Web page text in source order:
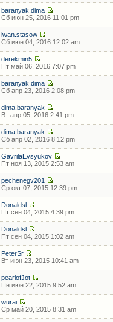
baranyak.dima
Сб июн 25, 2016 11:01 pm
iwan.stasow
Сб июн 04, 2016 12:02 am
derekmin5
Пт май 06, 2016 7:07 pm
baranyak.dima
Сб апр 23, 2016 2:08 pm
dima.baranyak
Вт апр 05, 2016 2:41 pm
dima.baranyak
Сб апр 02, 2016 8:12 pm
GavrilaEvsyukov
Пт ноя 13, 2015 2:53 am
pechenegv201
Ср окт 07, 2015 12:39 pm
Donaldsl
Пт сен 04, 2015 4:39 pm
Donaldsl
Пт сен 04, 2015 1:02 am
PeterSr
Вт июн 23, 2015 10:41 am
pearlofJot
Пн июн 22, 2015 9:52 am
wurai
Ср май 20, 2015 8:31 am